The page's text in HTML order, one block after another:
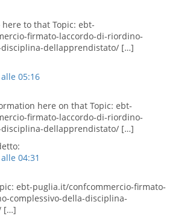
to that Topic: ebt-
firmato-laccordo-di-riordino-
disciplina-dellapprendistato/ […]
05:16
here on that Topic: ebt-
firmato-laccordo-di-riordino-
disciplina-dellapprendistato/ […]
04:31
ebt-puglia.it/confcommercio-firmato-
complessivo-della-disciplina-
[…]